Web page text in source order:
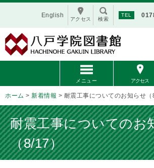
検索
English
アクセス
メニュー アクセス
ホーム > 新着情報 > 耐震工事についてのお知らせ（
耐震工事についてのお
（8/17）